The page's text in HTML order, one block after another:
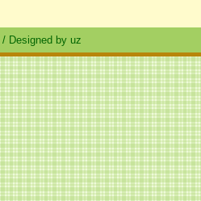
/ Designed by uz